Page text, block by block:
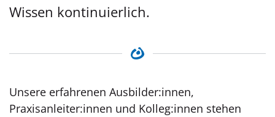
Wissen kontinuierlich.
Unsere erfahrenen Ausbilder:innen,
Praxisanleiter:innen und Kolleg:innen stehen